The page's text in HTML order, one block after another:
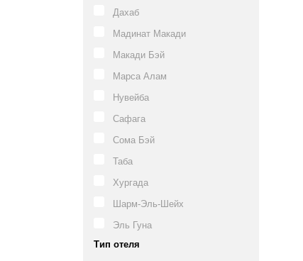
Дахаб
Мадинат Макади
Макади Бэй
Марса Алам
Нувейба
Сафага
Сома Бэй
Таба
Хургада
Шарм-Эль-Шейх
Эль Гуна
Тип отеля